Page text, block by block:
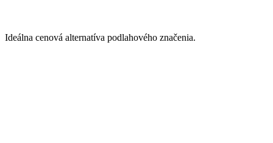
Ideálna cenová alternatíva podlahového značenia.